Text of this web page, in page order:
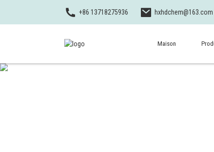
+86 13718275936 hxhdchem@163.com
Maison